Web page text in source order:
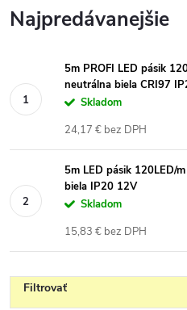
Najpredávanejšie
5m PROFI LED pásik
neutrálna biela CRI97
Skladom
24,17 € bez DPH
5m LED pásik 120LED/
biela IP20 12V
Skladom
15,83 € bez DPH
Filtrovať